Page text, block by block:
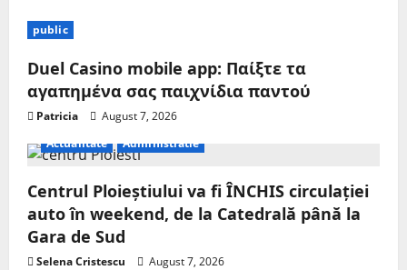
public
Duel Casino mobile app: Παίξτε τα
αγαπημένα σας παιχνίδια παντού
Patricia
August 7, 2026
Actualitate
Administratie
Centrul Ploieștiului va fi ÎNCHIS circulației
auto în weekend, de la Catedrală până la
Gara de Sud
Selena Cristescu August 7, 2026